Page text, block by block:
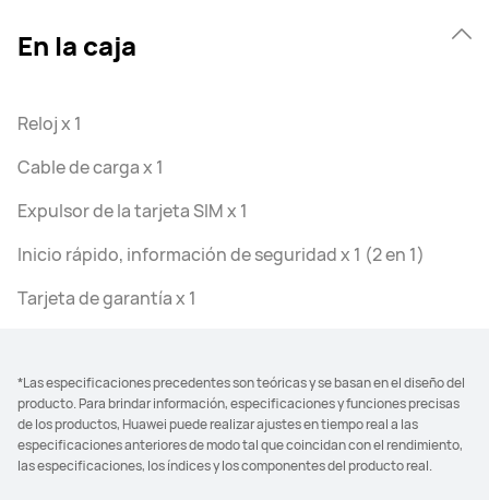
En la caja
Reloj x 1
Cable de carga x 1
Expulsor de la tarjeta SIM x 1
Inicio rápido, información de seguridad x 1 (2 en 1)
Tarjeta de garantía x 1
*Las especificaciones precedentes son teóricas y se basan en el diseño del
producto. Para brindar información, especificaciones y funciones precisas
de los productos, Huawei puede realizar ajustes en tiempo real a las
especificaciones anteriores de modo tal que coincidan con el rendimiento,
las especificaciones, los índices y los componentes del producto real.